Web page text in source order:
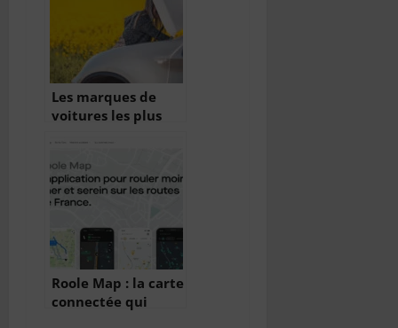
Les marques de
voitures les plus
France
Roole Map : la carte
connectée qui